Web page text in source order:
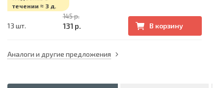
течении ≈ 3 д.
13 шт.
145 р.
131 р. В корзину
Аналоги и другие предложения